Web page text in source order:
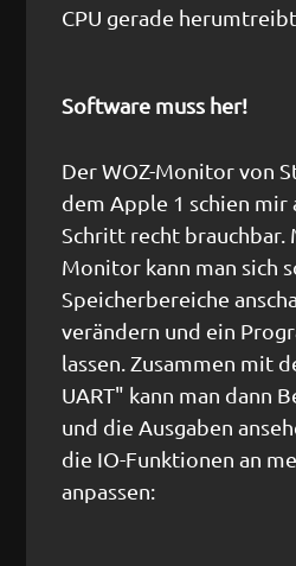
CPU gerade
Software muss her!
Der WOZ-Monitor von
dem Apple 1 schien mir
Schritt recht brauchbar.
Monitor kann man sich
Speicherbereiche
verändern und ein
lassen. Zusammen mit
UART" kann man dann
und die Ausgaben
die IO-Funktionen an
anpassen: